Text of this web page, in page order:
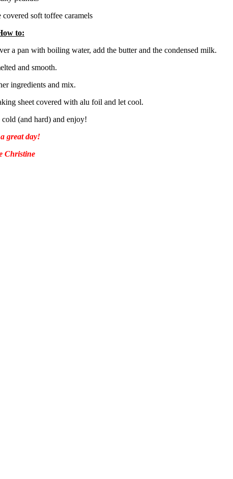
soft toffee caramels
to:
a pan with boiling water, add the butter and the condensed milk.
and smooth.
ingredients and mix.
sheet covered with alu foil and let cool.
(and hard) and enjoy!
great day!
Christine